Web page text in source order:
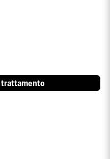
trattamento